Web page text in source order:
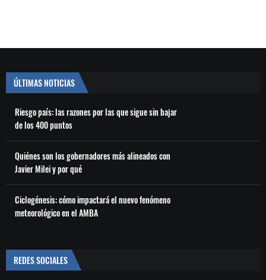
ÚLTIMAS NOTICIAS
Riesgo país: las razones por las que sigue sin bajar
de los 400 puntos
Quiénes son los gobernadores más alineados con
Javier Milei y por qué
Ciclogénesis: cómo impactará el nuevo fenómeno
meteorológico en el AMBA
REDES SOCIALES